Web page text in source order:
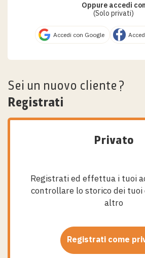
Oppure accedi con
(Solo privati)
Accedi con Google
Sei un nuovo cliente?
Registrati
Privato
Registrati ed effettua i tuoi
controllare lo storico dei
altro
Registrati come